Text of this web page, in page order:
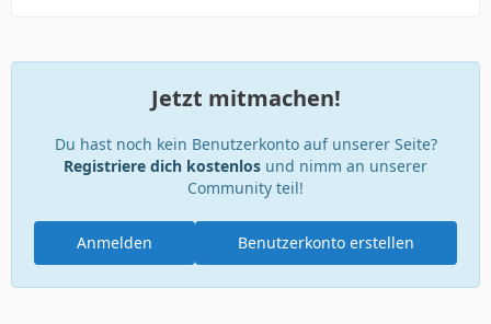
Jetzt mitmachen!
Du hast noch kein Benutzerkonto auf unserer Seite?
Registriere dich kostenlos und nimm an unserer
Community teil!
Benutzerkonto erstellen
Anmelden